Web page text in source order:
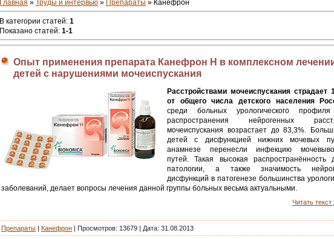
Главная » Труды и интервью » Препараты » Канефрон
В категории статей: 1
Показано статей: 1-1
Опыт применения препарата Канефрон H в комплексном
детей с нарушениями мочеиспускания
Расстройствами мочеиспускания страдает
от общего числа детского населения
среди больных урологического
распространения нейрогенных
мочеиспускания возрастает до 83,3%.
детей с дисфункцией нижних мочевых
анамнезе перенесли инфекцию
путей. Такая высокая распространённость
патологии, а также значимость
дисфункций в патогенезе большинства
заболеваний, делает вопросы лечения данной группы больных весьма актуальными.
Читать текст
Препараты | Канефрон | Просмотров: 13679 | Дата: 31.08.2013